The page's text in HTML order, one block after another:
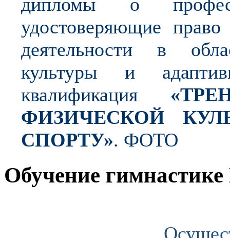
удостоверяющие
деятельности в
культуры и
квалификация
ФИЗИЧЕСКОЙ
СПОРТУ». ФОТО
Обучение